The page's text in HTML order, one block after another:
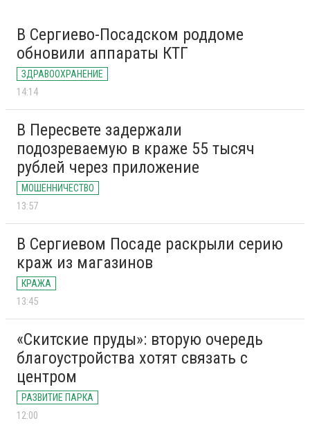
В Сергиево-Посадском роддоме
обновили аппараты КТГ
ЗДРАВООХРАНЕНИЕ
14:14
В Пересвете задержали
подозреваемую в краже 55 тысяч
рублей через приложение
МОШЕННИЧЕСТВО
13:57
В Сергиевом Посаде раскрыли серию
краж из магазинов
КРАЖА
13:45
«Скитские пруды»: вторую очередь
благоустройства хотят связать с
центром
РАЗВИТИЕ ПАРКА
12:00